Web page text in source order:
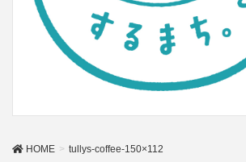
HOME tullys-coffee-150×112